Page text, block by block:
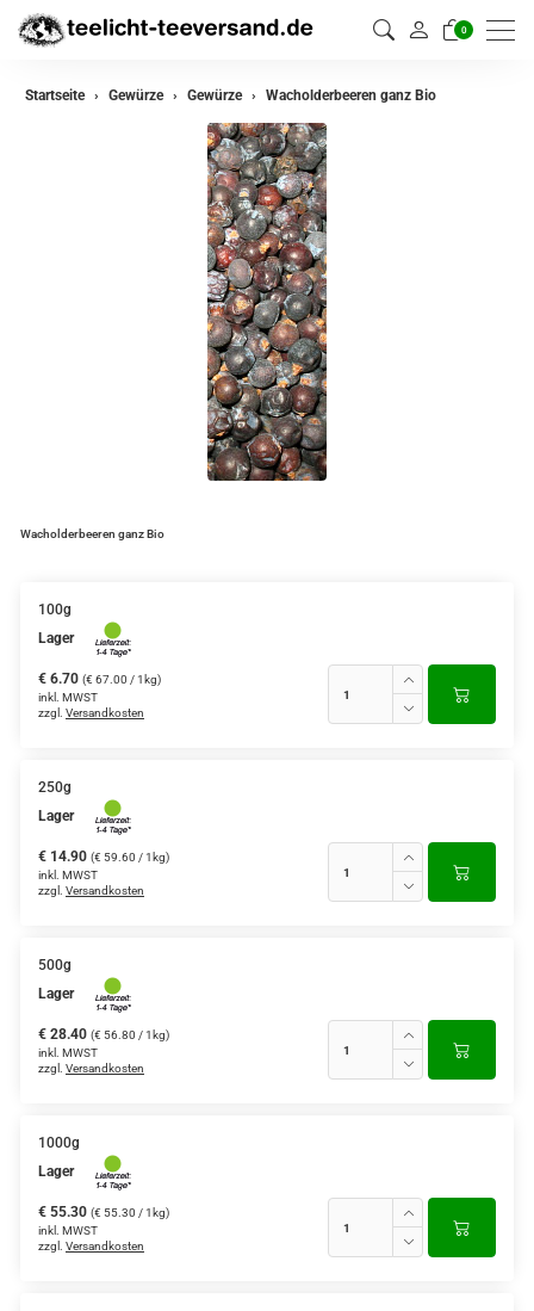
0
zurück
Startseite Gewürze Gewürze Wacholderbeeren ganz Bio
Wacholderbeeren ganz Bio
100g
Lager
€ 6.70 (€ 67.00 / 1kg)
inkl. MWST
zzgl. Versandkosten
250g
Lager
€ 14.90 (€ 59.60 / 1kg)
inkl. MWST
zzgl. Versandkosten
500g
Lager
€ 28.40 (€ 56.80 / 1kg)
inkl. MWST
zzgl. Versandkosten
1000g
Lager
€ 55.30 (€ 55.30 / 1kg)
inkl. MWST
zzgl. Versandkosten